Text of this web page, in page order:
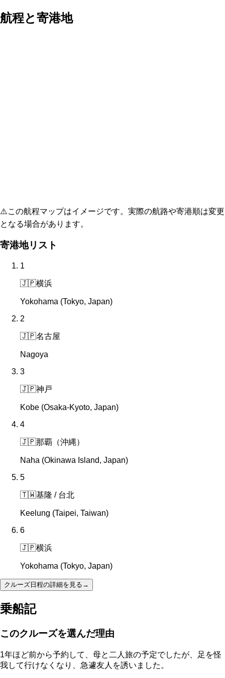
航程と寄港地
⚠️この航程マップはイメージです。実際の航路や寄港順は変更
となる場合があります。
寄港地リスト
1
🇯🇵横浜
Yokohama (Tokyo, Japan)
2
🇯🇵名古屋
Nagoya
3
🇯🇵神戸
Kobe (Osaka-Kyoto, Japan)
4
🇯🇵那覇（沖縄）
Naha (Okinawa Island, Japan)
5
🇹🇼基隆 / 台北
Keelung (Taipei, Taiwan)
6
🇯🇵横浜
Yokohama (Tokyo, Japan)
クルーズ日程の詳細を見る →
乗船記
このクルーズを選んだ理由
1年ほど前から予約して、母と二人旅の予定でしたが、足を怪
我して行けなくなり、急遽友人を誘いました。